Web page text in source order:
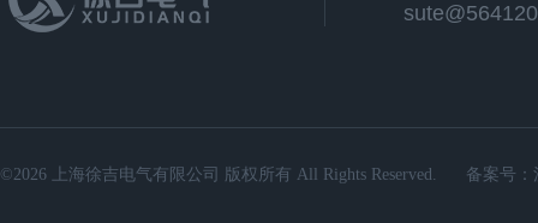
©2026 上海徐吉电气有限公司 版权所有 All Rights Reserved. 备案号：